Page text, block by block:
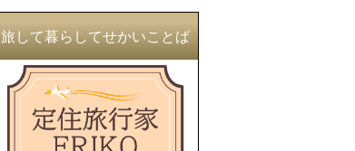
旅して暮らしてせかいことば